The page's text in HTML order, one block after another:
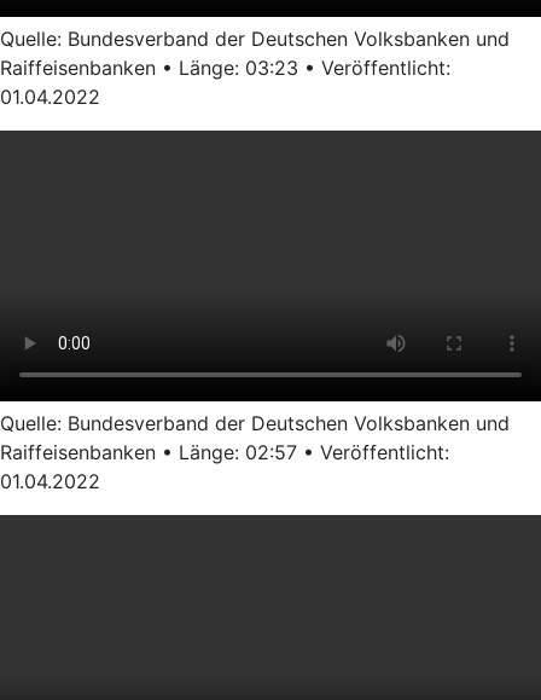
Quelle: Bundesverband der Deutschen Volksbanken und
Raiffeisenbanken • Länge: 03:23 • Veröffentlicht:
01.04.2022
Quelle: Bundesverband der Deutschen Volksbanken und
Raiffeisenbanken • Länge: 02:57 • Veröffentlicht:
01.04.2022